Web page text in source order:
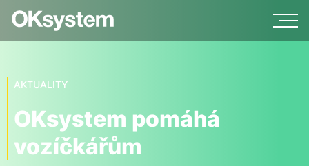
AKTUALITY
OKsystem pomáhá
vozíčkářům